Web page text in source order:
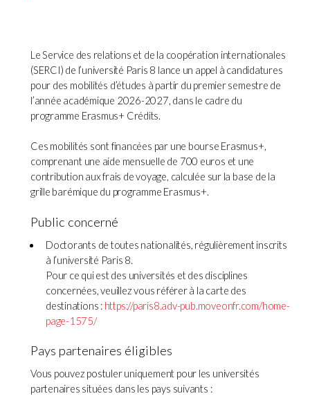
Le Service des relations et de la coopération internationales
(SERCI) de l’université Paris 8 lance un appel à candidatures
pour des mobilités d’études à partir du premier semestre de
l’année académique 2026-2027, dans le cadre du
programme Erasmus+ Crédits.
Ces mobilités sont financées par une bourse Erasmus+,
comprenant une aide mensuelle de 700 euros et une
contribution aux frais de voyage, calculée sur la base de la
grille barémique du programme Erasmus+.
Public concerné
Doctorants de toutes nationalités, régulièrement inscrits
à l’université Paris 8.
Pour ce qui est des universités et des disciplines
concernées, veuillez vous référer à la carte des
destinations : https://paris8.adv-pub.moveonfr.com/home-
page-1575/
Pays partenaires éligibles
Vous pouvez postuler uniquement pour les universités
partenaires situées dans les pays suivants :